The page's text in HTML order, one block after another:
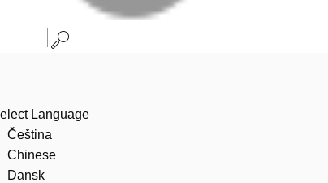
Language
Čeština
Chinese
Dansk